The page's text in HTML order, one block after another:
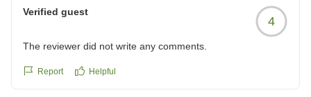
クチコミの詳細はこちらから
reviewId=33123478453017
お声を頂いた寝具の臭いにつきましては、早急に清掃ス
おります。
Verified guest
4
The reviewer did not write any comments.
Report Helpful